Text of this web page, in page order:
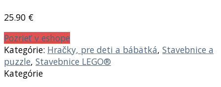
25.90 €
Pozrieť v eshope
Kategórie: Hračky, pre deti a bábätká, Stavebnice a
puzzle, Stavebnice LEGO®
Kategórie